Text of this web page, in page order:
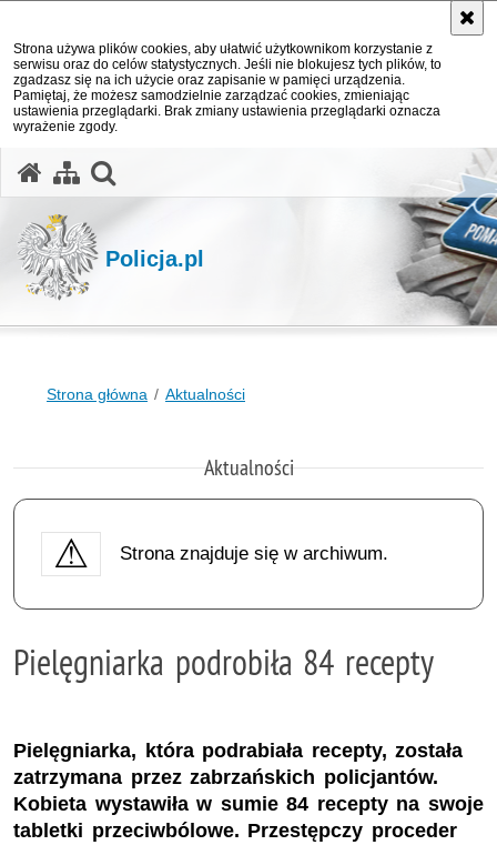
Strona używa plików cookies, aby ułatwić użytkownikom korzystanie z
serwisu oraz do celów statystycznych. Jeśli nie blokujesz tych plików, to
zgadzasz się na ich użycie oraz zapisanie w pamięci urządzenia.
Pamiętaj, że możesz samodzielnie zarządzać cookies, zmieniając
ustawienia przeglądarki. Brak zmiany ustawienia przeglądarki oznacza
wyrażenie zgody.
Policja.pl
Strona główna Aktualności
Aktualności
Strona znajduje się w archiwum.
Pielęgniarka podrobiła 84 recepty
Pielęgniarka, która podrabiała recepty, została
zatrzymana przez zabrzańskich policjantów.
Kobieta wystawiła w sumie 84 recepty na swoje
tabletki przeciwbólowe. Przestępczy proceder